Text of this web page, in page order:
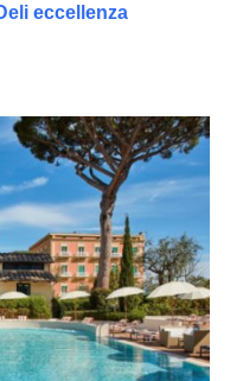
eccellenza